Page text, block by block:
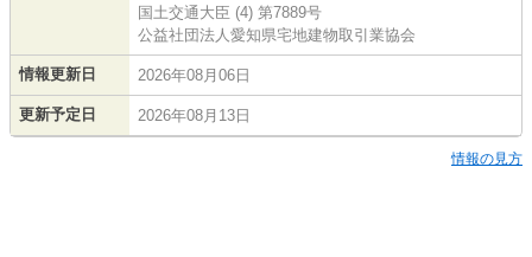
国土交通大臣 (4) 第7889号
公益社団法人愛知県宅地建物取引業協会
情報更新日 2026年08月06日
更新予定日 2026年08月13日
情報の見方